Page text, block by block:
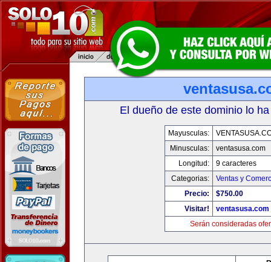
El dueño de este dominio lo
Mayusculas:
Minusculas:
ventasusa.com
Longitud:
9 caracteres
Categorias:
Ventas y
Precio:
$750.00
Visitar!
ventasusa.com
Serán consideradas